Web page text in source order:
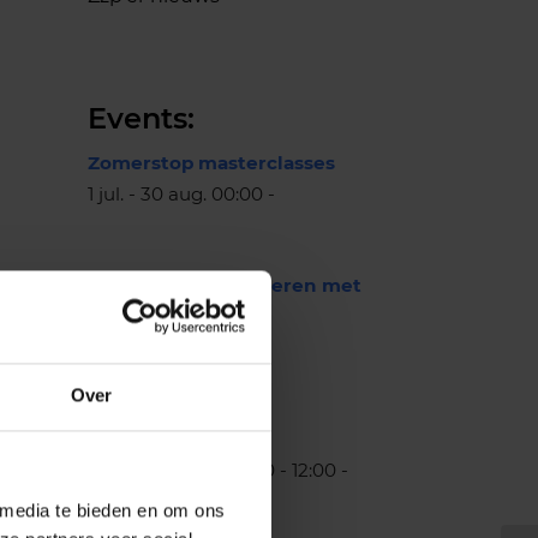
Over
te bieden en om ons
Events:
Zomerstop masterclasses
1 jul. - 30 aug. 00:00 -
Gewoontes veranderen met
nudging
25 aug. - 22 sep. 11:00 - 12:00 -